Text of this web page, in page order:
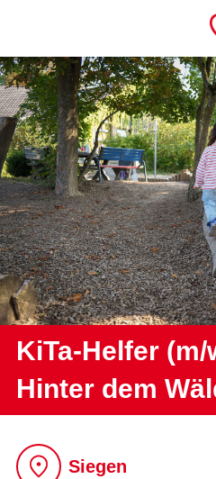
KiTa-Helfer (m/
Hinter dem
Siegen